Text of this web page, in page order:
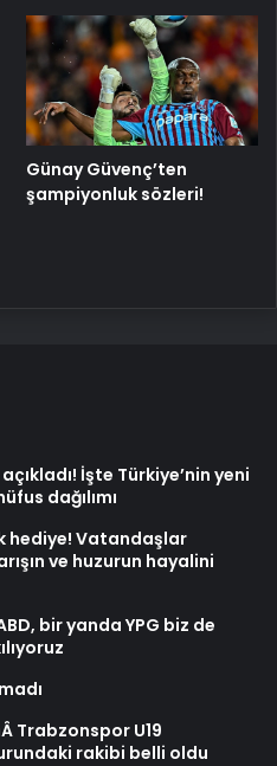
Günay Güvenç’ten
şampiyonluk sözleri!
İşte Türkiye’nin yeni
dağılımı
hediye! Vatandaşlar
ve huzurun hayalini
bir yanda YPG biz de
Trabzonspor U19
rakibi belli oldu